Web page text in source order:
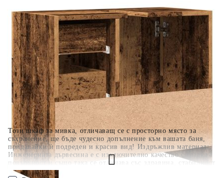
Този шкаф за мивка, отличаващ се с просторно място за
съхранение, ще бъде чудесно допълнение към вашата баня,
придавайки ѝ подреден и красив вид! Издръжлив материал:
Инженерната дървесина е с изключително качество с гладка
повърхност и също така се отличава със здравина, стабилност
и устойчивост на влага.Достатъчно място за съхранение:
Отложено до 30 дни от момента на изпращане на
поръчката без оскъпяване. За покупки на стойност до
400 лв. / €204,52
Плащане на 4 вноски. Заплащате 20% от стойността на
поръчката си на момента с карта. Останалата сума се
разделя на 3 равни месечни вноски без оскъпяване. За
покупки на стойност до 1000 лв. / €511.31
Плащане на 6 вноски. Стойността на поръчката се
разпределя в 6 равни месечни вноски с оскъпяване. За
покупки на стойност до 2000 лв. / €1022.61